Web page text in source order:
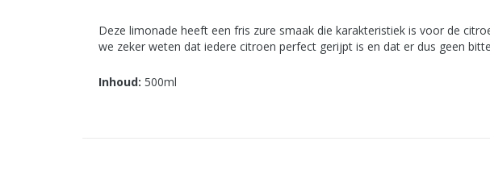
Deze limonade heeft een fris zure smaak die karakteristiek is voor de
we zeker weten dat iedere citroen perfect gerijpt is en dat er dus geen
Inhoud: 500ml